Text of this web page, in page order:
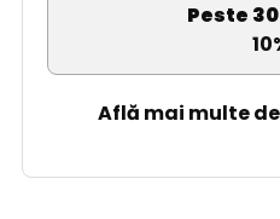
Peste
Află mai multe